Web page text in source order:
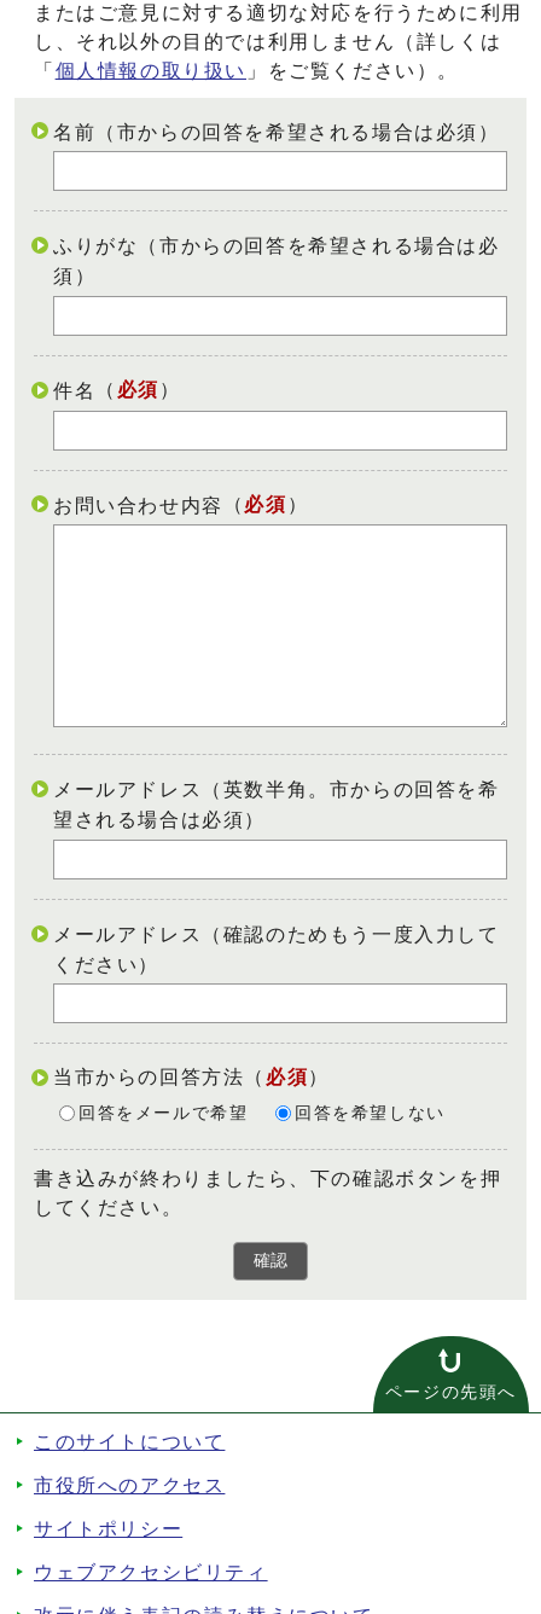
またはご意見に対する適切な対応を行うために利用
し、それ以外の目的では利用しません（詳しくは
「 個人情報の取り扱い 」をご覧ください）。
名前（市からの回答を希望される場合は必須）
ふりがな（市からの回答を希望される場合は必
須）
件名 （ 必須 ）
お問い合わせ内容 （ 必須 ）
メールアドレス（英数半角。市からの回答を希
望される場合は必須）
メールアドレス（確認のためもう一度入力して
ください）
当市からの回答方法 （ 必須）
回答をメールで希望 回答を希望しない
書き込みが終わりましたら、下の確認ボタンを押
してください。
確認
ページの先頭へ
このサイトについて
市役所へのアクセス
サイトポリシー
ウェブアクセシビリティ